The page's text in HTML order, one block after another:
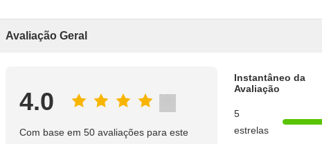
Avaliação Geral
4.0
Com base em 50 avaliações para este
Instantâneo da
Avaliação
5
estrelas